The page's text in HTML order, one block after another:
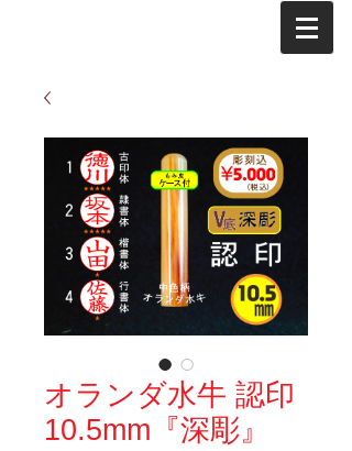
オランダ水牛 認印
10.5mm『深彫』